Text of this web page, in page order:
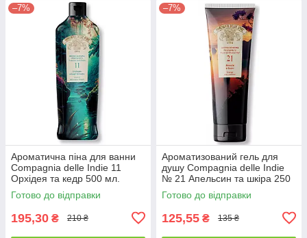
–7%
Ароматична піна для ванни
Compagnia delle Indie 11
Орхідея та кедр 500 мл.
Готово до відправки
195,30 ₴ 210 ₴
–7%
Ароматизований гель для
душу Compagnia delle Indie
№ 21 Апельсин та шкіра 250
мл
Готово до відправки
125,55 ₴ 135 ₴